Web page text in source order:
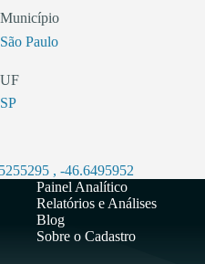
Município
São Paulo
UF
SP
, -46.6495952
Painel Analítico
Relatórios e Análises
Blog
Sobre o Cadastro